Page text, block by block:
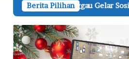
Berita Pilihan
Pencegahan HIV/AIDS dan